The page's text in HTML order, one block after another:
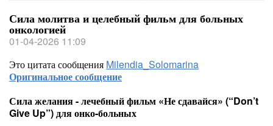
Сила молитва и целебный фильм для больных
онкологией
01-04-2026 11:09
Это цитата сообщения Milendia_Solomarina
Оригинальное сообщение
Сила желания - лечебный фильм «Не сдавайся» (“Don’t
Give Up”) для онко-больных